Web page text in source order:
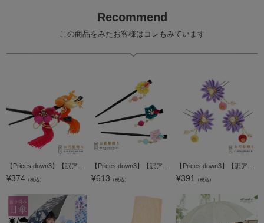
Recommend
この商品をみたお客様はコレもみています
¥374 （税込） ¥613 （税込） ¥391 （税込）